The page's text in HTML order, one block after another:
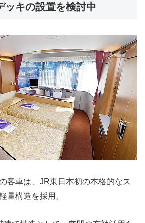
ッキの設置を検討中
客車は、JR東日本初の本格的なス
量構造を採用。